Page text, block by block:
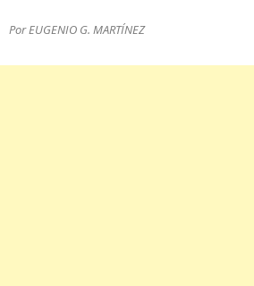
Por EUGENIO G. MARTÍNEZ